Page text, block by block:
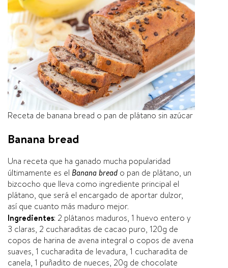
Receta de banana bread o pan de plátano sin azúcar
Banana bread
Una receta que ha ganado mucha popularidad
últimamente es el Bananabread o pan de plátano, un
bizcocho que lleva como ingrediente principal el
plátano, que será el encargado de aportar dulzor,
así­ que cuanto más maduro mejor.
Ingredientes: 2 plátanos maduros, 1 huevo entero y
3 claras, 2 cucharaditas de cacao puro, 120g de
copos de harina de avena integral o copos de avena
suaves, 1 cucharadita de levadura, 1 cucharadita de
canela, 1 puñadito de nueces, 20g de chocolate